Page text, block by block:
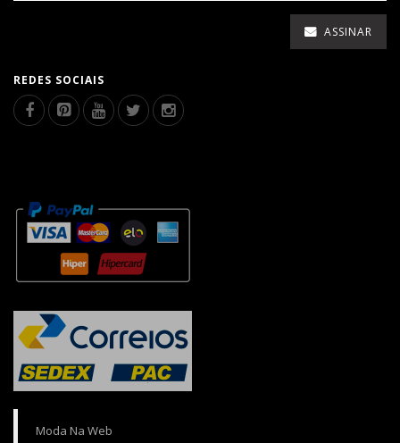
ASSINAR
REDES SOCIAIS
Moda Na Web